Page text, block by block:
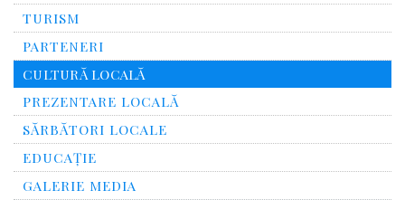
TURISM
PARTENERI
CULTURĂ LOCALĂ
PREZENTARE LOCALĂ
SĂRBĂTORI LOCALE
EDUCAȚIE
GALERIE MEDIA